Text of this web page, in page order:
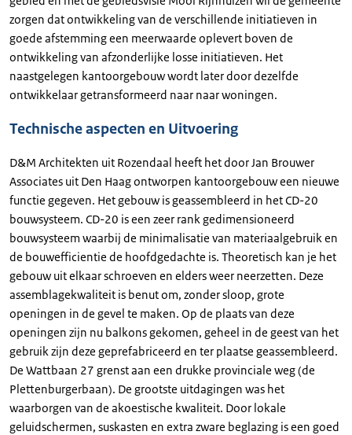
zorgen dat ontwikkeling van de verschillende initiatieven in
goede afstemming een meerwaarde oplevert boven de
ontwikkeling van afzonderlijke losse initiatieven. Het
naastgelegen kantoorgebouw wordt later door dezelfde
ontwikkelaar getransformeerd naar naar woningen.
Technische aspecten en Uitvoering
D&M Architekten uit Rozendaal heeft het door Jan Brouwer
Associates uit Den Haag ontworpen kantoorgebouw een nieuwe
functie gegeven. Het gebouw is geassembleerd in het CD-20
bouwsysteem. CD-20 is een zeer rank gedimensioneerd
bouwsysteem waarbij de minimalisatie van materiaalgebruik en
de bouwefficientie de hoofdgedachte is. Theoretisch kan je het
gebouw uit elkaar schroeven en elders weer neerzetten. Deze
assemblagekwaliteit is benut om, zonder sloop, grote
openingen in de gevel te maken. Op de plaats van deze
openingen zijn nu balkons gekomen, geheel in de geest van het
gebruik zijn deze geprefabriceerd en ter plaatse geassembleerd.
De Wattbaan 27 grenst aan een drukke provinciale weg (de
Plettenburgerbaan). De grootste uitdagingen was het
waarborgen van de akoestische kwaliteit. Door lokale
geluidschermen, suskasten en extra zware beglazing is een goed